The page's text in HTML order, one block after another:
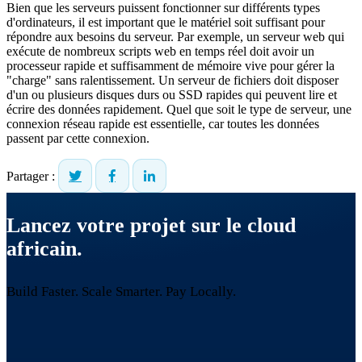
Bien que les serveurs puissent fonctionner sur différents types
d'ordinateurs, il est important que le matériel soit suffisant pour
répondre aux besoins du serveur. Par exemple, un serveur web qui
exécute de nombreux scripts web en temps réel doit avoir un
processeur rapide et suffisamment de mémoire vive pour gérer la
"charge" sans ralentissement. Un serveur de fichiers doit disposer
d'un ou plusieurs disques durs ou SSD rapides qui peuvent lire et
écrire des données rapidement. Quel que soit le type de serveur, une
connexion réseau rapide est essentielle, car toutes les données
passent par cette connexion.
Partager :
Lancez votre projet sur le cloud
africain.
Build Faster. Scale Smarter. Pay Locally.